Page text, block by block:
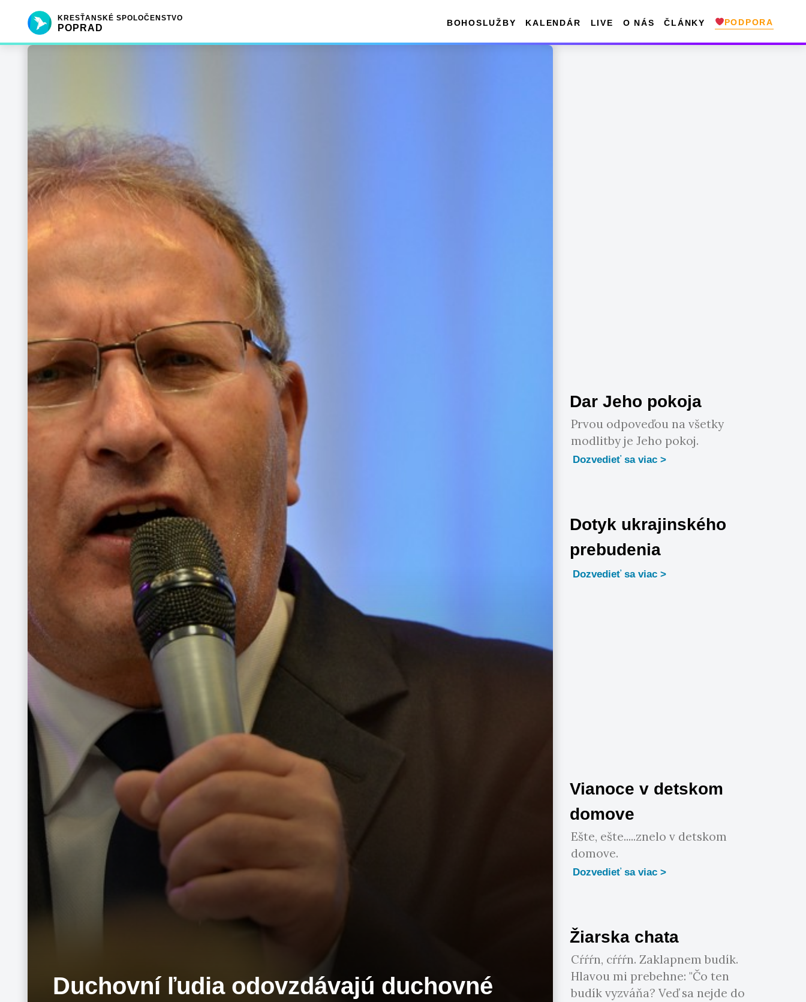
KRESŤANSKÉ SPOLOČENSTVO
POPRAD
BOHOSLUŽBY KALENDÁR LIVE O NÁS ČLÁNKY PODPORA
Duchovní ľudia odovzdávajú duchovné
Dar Jeho pokoja
Prvou odpoveďou na všetky
modlitby je Jeho pokoj.
Dozvedieť sa viac
Dotyk ukrajinského
prebudenia
Dozvedieť sa viac
Vianoce v detskom
domove
Ešte, ešte.....znelo v detskom
domove.
Dozvedieť sa viac
Žiarska chata
Cŕŕŕn, cŕŕŕn. Zaklapnem budík.
Hlavou mi prebehne: "Čo ten
budík vyzváňa? Veď sa nejde do